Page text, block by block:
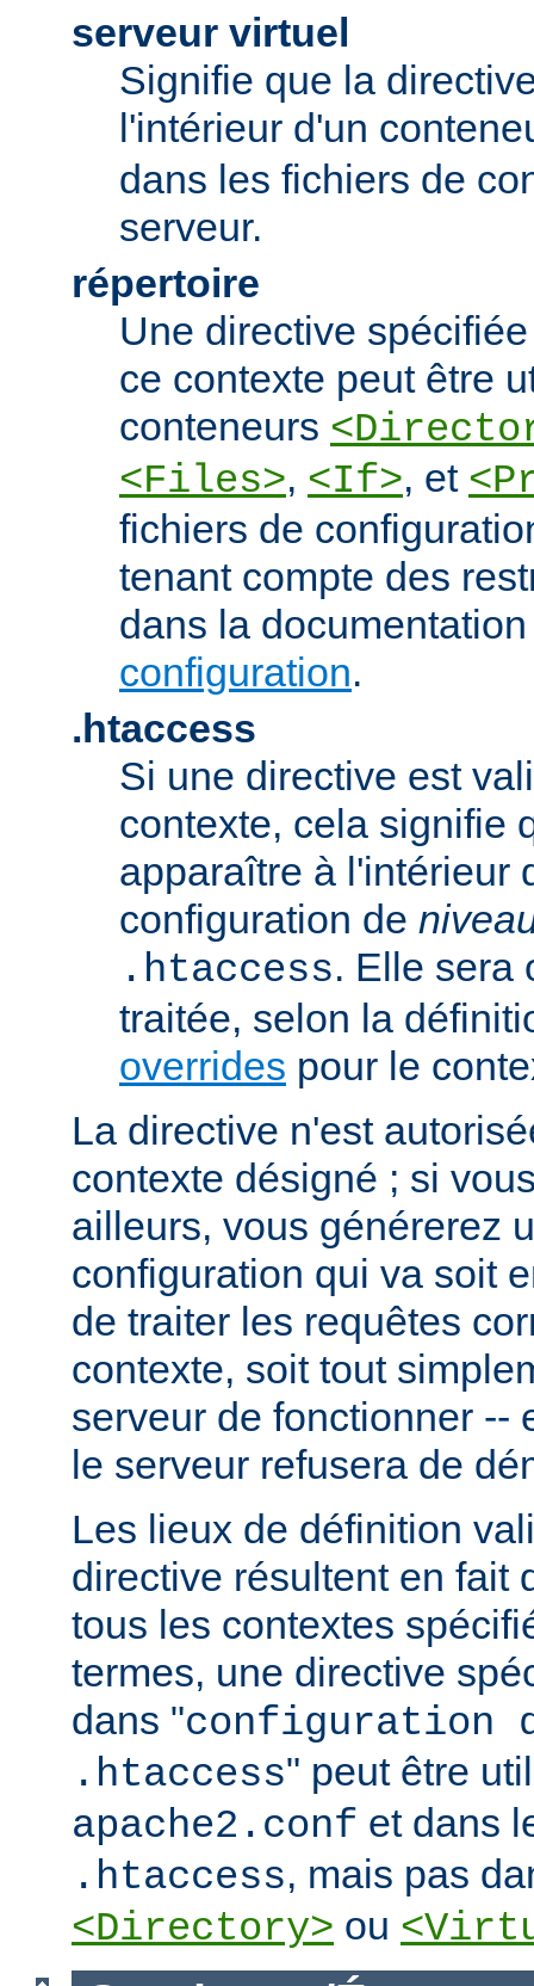
serveur virtuel
Signifie que la
l'intérieur d'un
dans les fichiers de
serveur.
répertoire
Une directive
ce contexte peut être
conteneurs
<Files>, <If>, et
fichiers de
tenant compte des
dans la
configuration.
.htaccess
Si une directive est
contexte, cela signifie
apparaître à l'intérieur
configuration de
.htaccess. Elle sera
traitée, selon la
overrides pour le
La directive n'est
contexte désigné ; si
ailleurs, vous générerez
configuration qui va soit
de traiter les requêtes
contexte, soit tout
serveur de fonctionner --
le serveur refusera de
Les lieux de définition
directive résultent en fait
tous les contextes
termes, une directive
dans "configuration
.htaccess" peut être
apache2.conf et dans
.htaccess, mais pas
<Directory> ou